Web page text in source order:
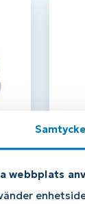
Samtycke
webbplats